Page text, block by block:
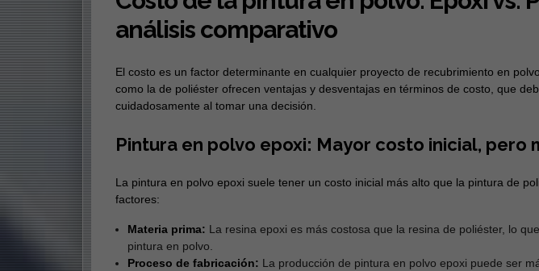
análisis comparativo
El costo es un factor determinante en cualquier proyecto de recubrimiento en
como la de poliéster ofrecen ventajas y desventajas en términos de costo, que
cuidadosamente al tomar una decisión.
Pintura en polvo epoxi: Mayor costo inicial, pero
La pintura en polvo epoxi suele tener un costo inicial más alto que la pintura de
factores:
Materia prima: La resina epoxi es más costosa que la resina de poliéster, lo
pintura en polvo.
Proceso de fabricación: La producción de pintura en polvo epoxi puede ser